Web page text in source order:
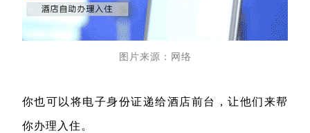
图片来源：网络
你也可以将电子身份证递给酒店前台，让他们来帮
你办理入住。